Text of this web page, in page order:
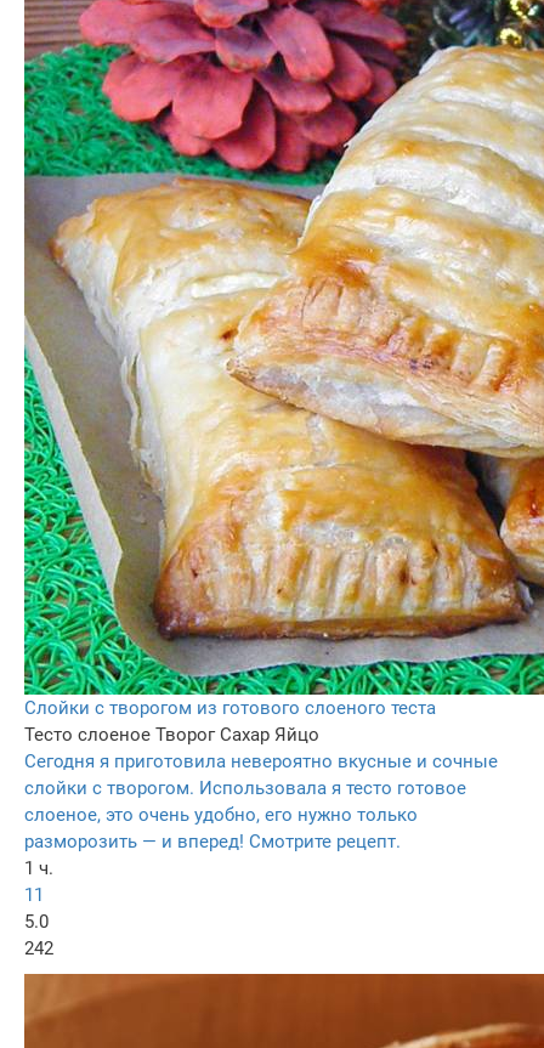
Слойки с творогом из готового слоеного теста
Тесто слоеное Творог Сахар Яйцо
Сегодня я приготовила невероятно вкусные и сочные
слойки с творогом. Использовала я тесто готовое
слоеное, это очень удобно, его нужно только
разморозить — и вперед! Смотрите рецепт.
1 ч.
11
5.0
242